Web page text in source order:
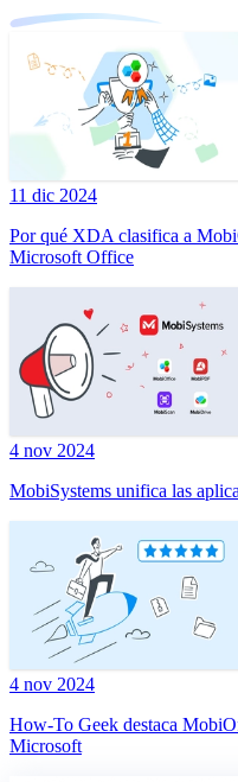
11 dic 2024
Por qué XDA clasifica a
Microsoft Office
4 nov 2024
MobiSystems unifica las
4 nov 2024
How-To Geek destaca
Microsoft